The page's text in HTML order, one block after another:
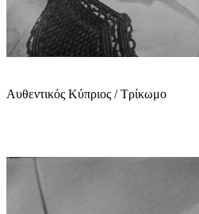
Αυθεντικός Κύπριος / Τρίκωμο